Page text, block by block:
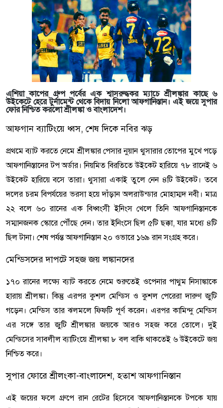
এশিয়া কাপের গ্রুপ পর্বের এক শ্বাসরুদ্ধকর ম্যাচে শ্রীলঙ্কার কাছে ৬
উইকেটে হেরে টুর্নামেন্ট থেকে বিদায় নিলো আফগানিস্তান। এই জয়ে সুপার
ফোর নিশ্চিত করলো শ্রীলঙ্কা ও বাংলাদেশ।
আফগান ব্যাটিংয়ে ধ্বস, শেষ দিকে নবির ঝড়
প্রথমে ব্যাট করতে নেমে শ্রীলঙ্কার পেসার নুয়ান থুসারার তোপের মুখে পড়ে
আফগানিস্তানের টপ অর্ডার। নিয়মিত বিরতিতে উইকেট হারিয়ে ৭৮ রানেই ৬
উইকেট হারিয়ে বসে তারা। থুসারা একাই তুলে নেন ৪টি উইকেট। তবে
দলের চরম বিপর্যয়ের ভরসা হয়ে দাঁড়ান অলরাউন্ডার মোহাম্মদ নবী। মাত্র
২২ বলে ৬০ রানের এক বিধ্বংসী ইনিংস খেলে তিনি আফগানিস্তানকে
সম্মানজনক স্কোরে পৌঁছে দেন। তার ইনিংসে ছিল ৫টি ছক্কা, যার মধ্যে ৪টি
ছিল টানা। শেষ পর্যন্ত আফগানিস্তান ২০ ওভারে ১৬৯ রান সংগ্রহ করে।
মেন্ডিসদের দাপটে সহজ জয় লঙ্কানদের
১৭০ রানের লক্ষ্যে ব্যাট করতে নেমে শুরুতেই ওপেনার পাথুম নিসাঙ্কাকে
হারায় শ্রীলঙ্কা। কিন্তু এরপর কুশল মেন্ডিস ও কুশল পেরেরা দারুণ জুটি
গড়েন। মেন্ডিস তার ঝলমলে ফিফটি পূর্ণ করেন। এরপর কামিন্দু মেন্ডিস
এর সঙ্গে তার জুটি শ্রীলঙ্কার জয়কে আরও সহজ করে তোলে। দুই
মেন্ডিসের সাবলীল ব্যাটিংয়ে শ্রীলঙ্কা ৮ বল বাকি থাকতেই ৬ উইকেটে জয়
নিশ্চিত করে।
সুপার ফোরে শ্রীলংকা-বাংলাদেশ, হতাশ আফগানিস্তান
এই জয়ের ফলে গ্রুপে রান রেটের হিসেবে আফগানিস্তানকে টপকে যায়